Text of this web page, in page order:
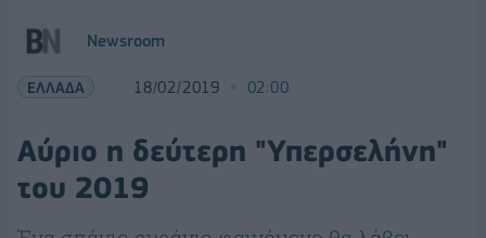
Newsroom
ΕΛΛΑΔΑ 18/02/2019 02:00
Αύριο η δεύτερη "Υπερσελήνη"
του 2019